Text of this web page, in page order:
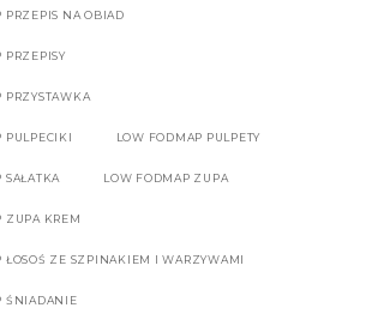
PRZEPIS NA OBIAD
PRZEPISY
PRZYSTAWKA
PULPECIKI LOW FODMAP PULPETY
SAŁATKA LOW FODMAP ZUPA
ZUPA KREM
ŁOSOŚ ZE SZPINAKIEM I WARZYWAMI
ŚNIADANIE